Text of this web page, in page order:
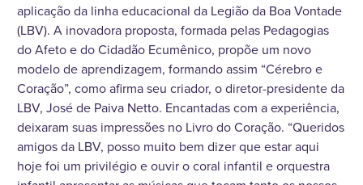
aplicação da linha educacional da Legião da Boa Vontade
(LBV). A inovadora proposta, formada pelas Pedagogias
do Afeto e do Cidadão Ecumênico, propõe um novo
modelo de aprendizagem, formando assim “Cérebro e
Coração”, como afirma seu criador, o diretor-presidente da
LBV, José de Paiva Netto. Encantadas com a experiência,
deixaram suas impressões no Livro do Coração. “Queridos
amigos da LBV, posso muito bem dizer que estar aqui
hoje foi um privilégio e ouvir o coral infantil e orquestra